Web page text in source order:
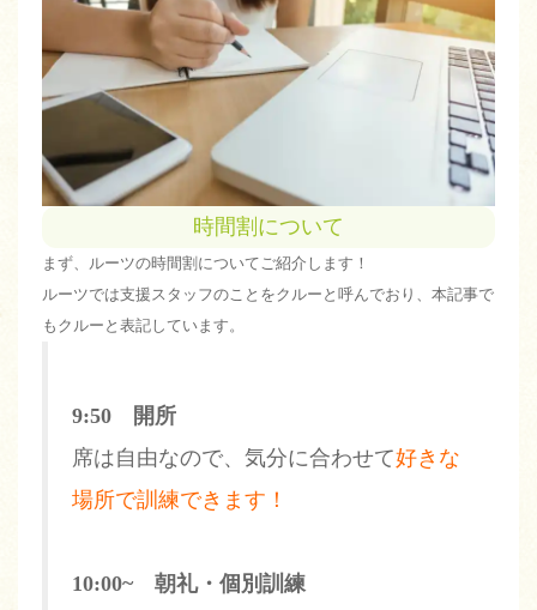
時間割について
まず、ルーツの時間割についてご紹介します！
ルーツでは支援スタッフのことをクルーと呼んでおり、本記事で
もクルーと表記しています。
9:50 開所
席は自由なので、気分に合わせて好きな
場所で訓練できます！
10:00~ 朝礼・個別訓練